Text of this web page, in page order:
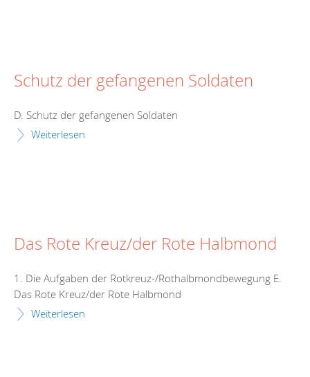
Schutz der gefangenen Soldaten
D. Schutz der gefangenen Soldaten
Weiterlesen
Das Rote Kreuz/der Rote Halbmond
1. Die Aufgaben der Rotkreuz-/Rothalbmondbewegung E.
Das Rote Kreuz/der Rote Halbmond
Weiterlesen